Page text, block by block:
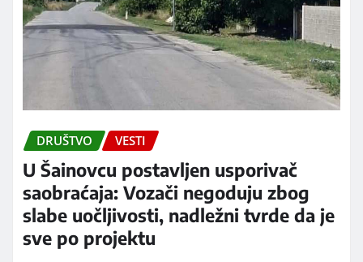
DRUŠTVO VESTI
U Šainovcu postavljen usporivač
saobraćaja: Vozači negoduju zbog
slabe uočljivosti, nadležni tvrde da je
sve po projektu